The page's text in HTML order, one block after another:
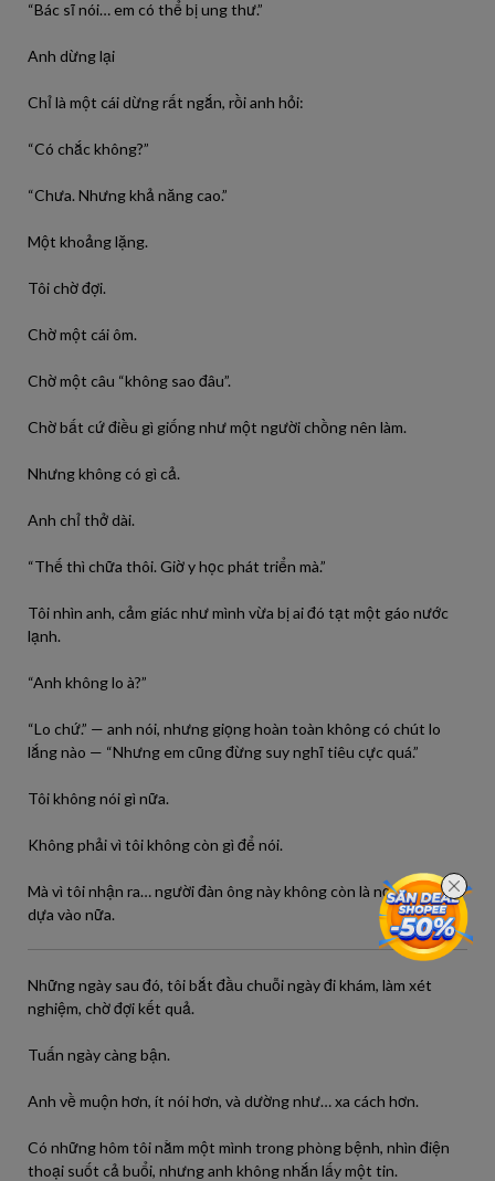
“Bác sĩ nói… em có thể bị ung thư.”
Anh dừng lại
Chỉ là một cái dừng rất ngắn, rồi anh hỏi:
“Có chắc không?”
“Chưa. Nhưng khả năng cao.”
Một khoảng lặng.
Tôi chờ đợi.
Chờ một cái ôm.
Chờ một câu “không sao đâu”.
Chờ bất cứ điều gì giống như một người chồng nên làm.
Nhưng không có gì cả.
Anh chỉ thở dài.
“Thế thì chữa thôi. Giờ y học phát triển mà.”
Tôi nhìn anh, cảm giác như mình vừa bị ai đó tạt một gáo nước
lạnh.
“Anh không lo à?”
“Lo chứ.” — anh nói, nhưng giọng hoàn toàn không có chút lo
lắng nào — “Nhưng em cũng đừng suy nghĩ tiêu cực quá.”
Tôi không nói gì nữa.
Không phải vì tôi không còn gì để nói.
Mà vì tôi nhận ra… người đàn ông này không còn là nơi tôi có thể
dựa vào nữa.
Những ngày sau đó, tôi bắt đầu chuỗi ngày đi khám, làm xét
nghiệm, chờ đợi kết quả.
Tuấn ngày càng bận.
Anh về muộn hơn, ít nói hơn, và dường như… xa cách hơn.
Có những hôm tôi nằm một mình trong phòng bệnh, nhìn điện
thoại suốt cả buổi, nhưng anh không nhắn lấy một tin.